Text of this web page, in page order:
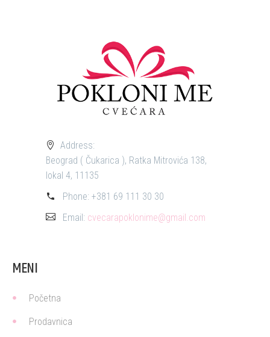
Address:
Beograd ( Čukarica ), Ratka Mitrovića 138,
lokal 4, 11135
Phone: +381 69 111 30 30
Email: cvecarapoklonime@gmail.com
MENI
Početna
Prodavnica